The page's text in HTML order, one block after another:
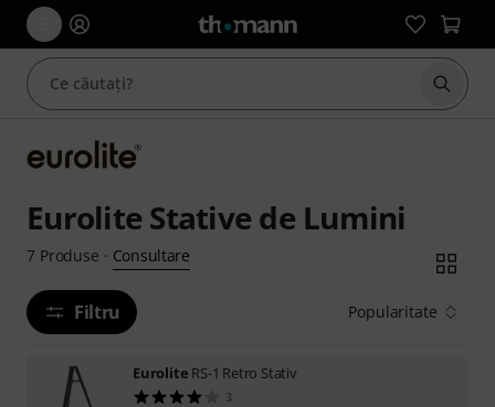
Eurolite Stative de Lumini
7 Produse · Consultare
Filtru Popularitate
Eurolite RS-1 Retro Stativ
3